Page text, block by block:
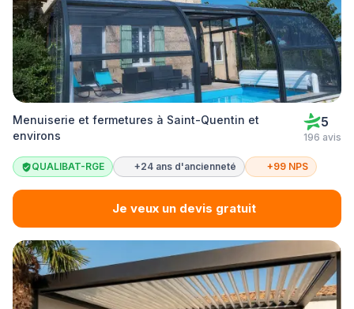
Menuiserie et fermetures à Saint-Quentin et
environs
5
196 avis
QUALIBAT-RGE +24 ans d'ancienneté +99 NPS
Je veux un devis gratuit